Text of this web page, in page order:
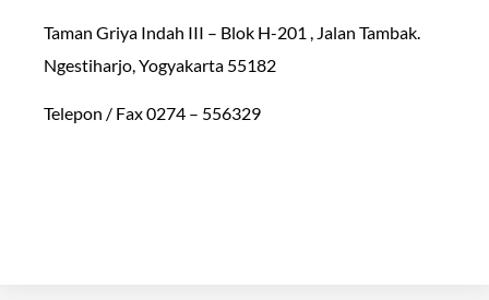
Taman Griya Indah III – Blok H-201 , Jalan Tambak.
Ngestiharjo, Yogyakarta 55182
Telepon / Fax 0274 – 556329